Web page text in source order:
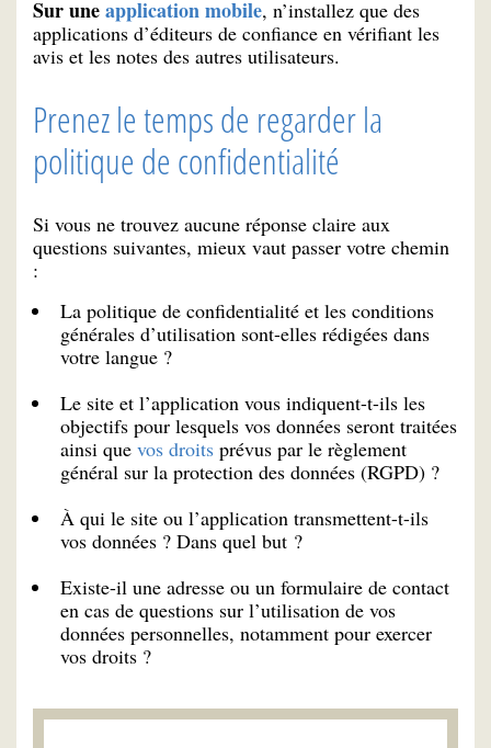
Sur uneapplication mobile, n’installez que des
applications d’éditeurs de confiance en vérifiant les
avis et les notes des autres utilisateurs.
Prenez le temps de regarder la
politique de confidentialité
Si vous ne trouvez aucune réponse claire aux
questions suivantes, mieux vaut passer votre chemin
:
La politique de confidentialité et les conditions
générales d’utilisation sont-elles rédigées dans
votre langue ?
Le site et l’application vous indiquent-t-ils les
objectifs pour lesquels vos données seront traitées
ainsi que vos droits prévus par le règlement
général sur la protection des données (RGPD) ?
À qui le site ou l’application transmettent-t-ils
vos données ? Dans quel but ?
Existe-il une adresse ou un formulaire de contact
en cas de questions sur l’utilisation de vos
données personnelles, notamment pour exercer
vos droits ?